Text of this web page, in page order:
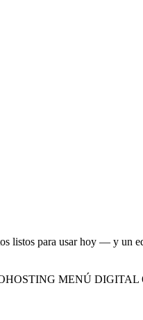
listos para usar hoy — y un
HOSTING MENÚ DIGITAL